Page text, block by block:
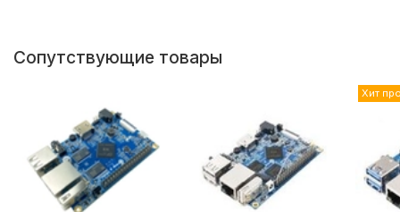
Сопутствующие товары
Хит